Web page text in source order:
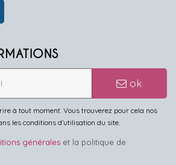
ok
à tout moment. Vous trouverez pour cela nos
les conditions d'utilisation du site.
générales et la politique de